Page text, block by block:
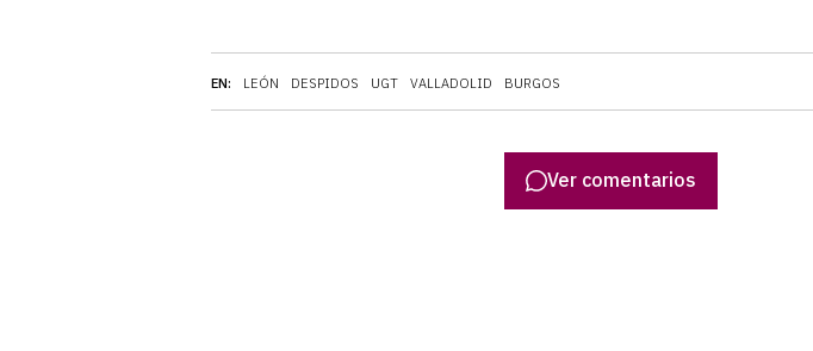
EN: LEÓN DESPIDOS UGT VALLADOLID BURGOS
Ver comentarios